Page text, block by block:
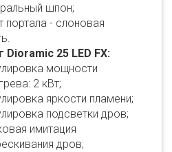
шпон;
портала - слоновая
Dioramic 25 LED FX:
мощности
2 кВт;
яркости пламени;
подсветки дров;
имитация
дров;